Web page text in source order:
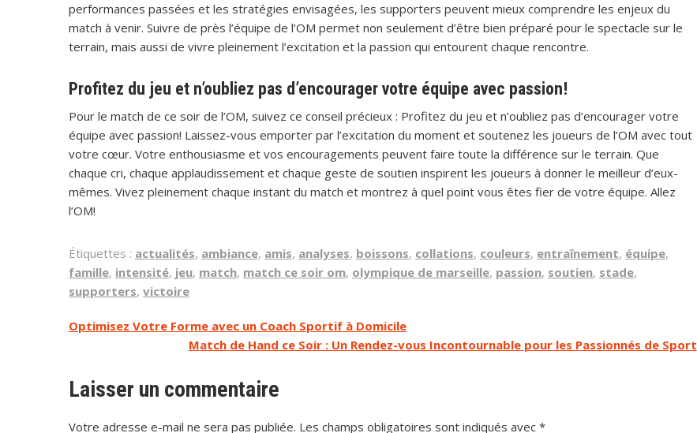
performances passées et les stratégies envisagées, les supporters peuvent mieux comprendre les enjeux du
match à venir. Suivre de près l’équipe de l’OM permet non seulement d’être bien préparé pour le spectacle sur le
terrain, mais aussi de vivre pleinement l’excitation et la passion qui entourent chaque rencontre.
Profitez du jeu et n’oubliez pas d’encourager votre équipe avec passion!
Pour le match de ce soir de l’OM, suivez ce conseil précieux : Profitez du jeu et n’oubliez pas d’encourager votre
équipe avec passion! Laissez-vous emporter par l’excitation du moment et soutenez les joueurs de l’OM avec tout
votre cœur. Votre enthousiasme et vos encouragements peuvent faire toute la différence sur le terrain. Que
chaque cri, chaque applaudissement et chaque geste de soutien inspirent les joueurs à donner le meilleur d’eux-
mêmes. Vivez pleinement chaque instant du match et montrez à quel point vous êtes fier de votre équipe. Allez
l’OM!
Étiquettes : actualités, ambiance, amis, analyses, boissons, collations, couleurs, entraînement, équipe,
famille, intensité, jeu, match, match ce soir om, olympique de marseille, passion, soutien, stade,
supporters, victoire
Navigation
l’article
Optimisez Votre Forme avec un Coach Sportif à Domicile
Match de Hand ce Soir : Un Rendez-vous Incontournable pour les Passionnés de Sport
Laisser un commentaire
Votre adresse e-mail ne sera pas publiée. Les champs obligatoires sont indiqués avec *